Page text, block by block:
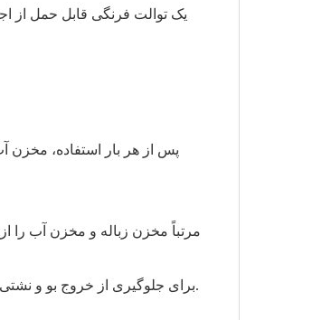
یک توالت فرنگی قابل حمل از
پس از هر بار استفاده، مخزن
مرتباً مخزن زباله و مخزن آب را
برای جلوگیری از خروج بو و نشتی، از سالم بودن واشرهای روی درب مخازن اطمینان حاصل کنید.